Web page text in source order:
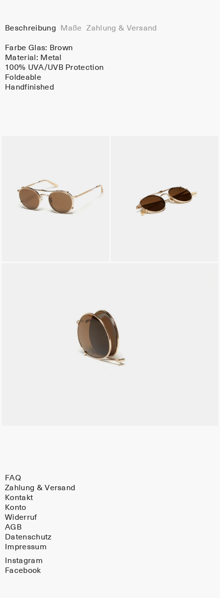
Beschreibung Maße Zahlung & Versand
Farbe Glas: Brown
Material: Metal
100% UVA/UVB Protection
Foldeable
Handfinished
FAQ
Zahlung & Versand
Kontakt
Konto
Widerruf
AGB
Datenschutz
Impressum
Instagram
Facebook